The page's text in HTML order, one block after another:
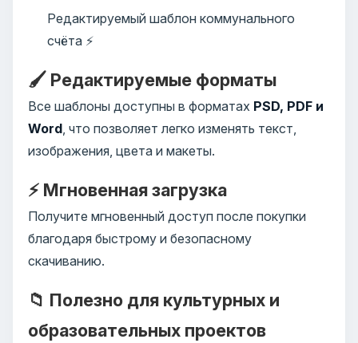
Редактируемый шаблон коммунального
счёта ⚡
🖌️ Редактируемые форматы
Все шаблоны доступны в форматах PSD, PDF и
Word , что позволяет легко изменять текст,
изображения, цвета и макеты.
⚡ Мгновенная загрузка
Получите мгновенный доступ после покупки
благодаря быстрому и безопасному
скачиванию.
📁 Полезно для культурных и
образовательных проектов